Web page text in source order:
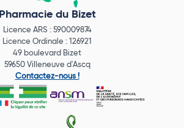
Pharmacie du Bizet
Licence ARS : 590009874
Licence Ordinale : 126921
49 boulevard Bizet
59650 Villeneuve d'Ascq
Contactez-nous !